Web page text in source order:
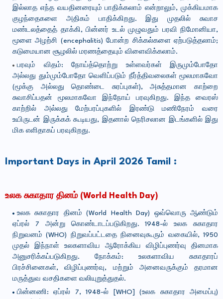
இல்லாத எந்த வயதினரையும் பாதிக்கலாம் என்றாலும், முக்கியமாக
குழந்தைகளை அதிகம் பாதிக்கிறது. இது முதலில் சுவாச
மண்டலத்தைத் தாக்கி, பின்னர் உடல் முழுவதும் பரவி நிமோனியா,
மூளை அழற்சி (encephalitis) போன்ற சிக்கல்களை ஏற்படுத்தலாம்;
கடுமையான சூழலில் மரணத்தையும் விளைவிக்கலாம்.
பரவும் விதம்: நோய்த்தொற்று உள்ளவர்கள் இருமும்போதோ
அல்லது தும்மும்போதோ வெளிப்படும் நீர்த்திவலைகள் மூலமாகவோ
(மூக்கு அல்லது தொண்டை சுரப்புகள்), அசுத்தமான காற்றை
சுவாசிப்பதன் மூலமாகவோ இந்நோய் பரவுகிறது. இந்த வைரஸ்
காற்றில் அல்லது மேற்பரப்புகளில் இரண்டு மணிநேரம் வரை
உயிருடன் இருக்கக் கூடியது, இதனால் நெரிசலான இடங்களில் இது
மிக எளிதாகப் பரவுகிறது.
Important Days in April 2026 Tamil :
உலக சுகாதார தினம் (World Health Day)
உலக சுகாதார தினம் (World Health Day) ஒவ்வொரு ஆண்டும்
ஏப்ரல் 7 அன்று கொண்டாடப்படுகிறது. 1948-ல் உலக சுகாதார
நிறுவனம் (WHO) நிறுவப்பட்டதை நினைவுகூரும் வகையில், 1950
முதல் இந்நாள் உலகளாவிய ஆரோக்கிய விழிப்புணர்வு தினமாக
அனுசரிக்கப்படுகிறது. நோக்கம்: உலகளாவிய சுகாதாரப்
பிரச்சினைகள், விழிப்புணர்வு, மற்றும் அனைவருக்கும் தரமான
மருத்துவ வசதிகளை வலியுறுத்துதல்.
பின்னணி: ஏப்ரல் 7, 1948-ல் [WHO] (உலக சுகாதார அமைப்பு)